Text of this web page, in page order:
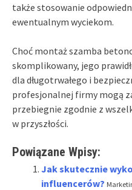
także stosowanie
ewentualnym wyciekom.
Choć montaż szamba
skomplikowany, jego
dla długotrwałego i
profesjonalnej firmy mogą
przebiegnie zgodnie z
w przyszłości.
Powiązane Wpisy:
Jak skutecznie
influencerów?